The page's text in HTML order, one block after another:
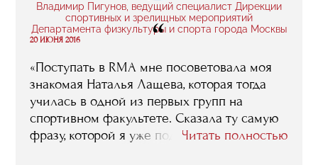
Владимир Пигунов, ведущий специалист Дирекции
спортивных и зрелищных мероприятий
Департамента физкультуры и спорта города Москвы
“
20 ИЮНЯ 2016
«Поступать в RMA мне посоветовала моя
знакомая Наталья Лащева, которая тогда
училась в одной из первых групп на
спортивном факультете. Сказала ту самую
фразу, которой я уже поделился: мол,
Читать полностью